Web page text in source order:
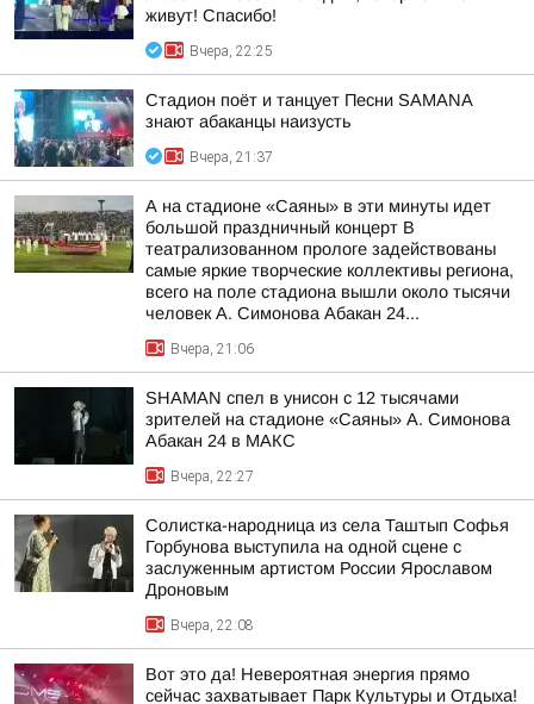
живут! Спасибо!
Вчера, 22:25
Стадион поёт и танцует Песни SAMANA
знают абаканцы наизусть
Вчера, 21:37
А на стадионе «Саяны» в эти минуты идет
большой праздничный концерт В
театрализованном прологе задействованы
самые яркие творческие коллективы региона,
всего на поле стадиона вышли около тысячи
человек А. Симонова Абакан 24...
Вчера, 21:06
SHAMAN спел в унисон с 12 тысячами
зрителей на стадионе «Саяны» А. Симонова
Абакан 24 в МАКС
Вчера, 22:27
Солистка-народница из села Таштып Софья
Горбунова выступила на одной сцене с
заслуженным артистом России Ярославом
Дроновым
Вчера, 22:08
Вот это да! Невероятная энергия прямо
сейчас захватывает Парк Культуры и Отдыха!